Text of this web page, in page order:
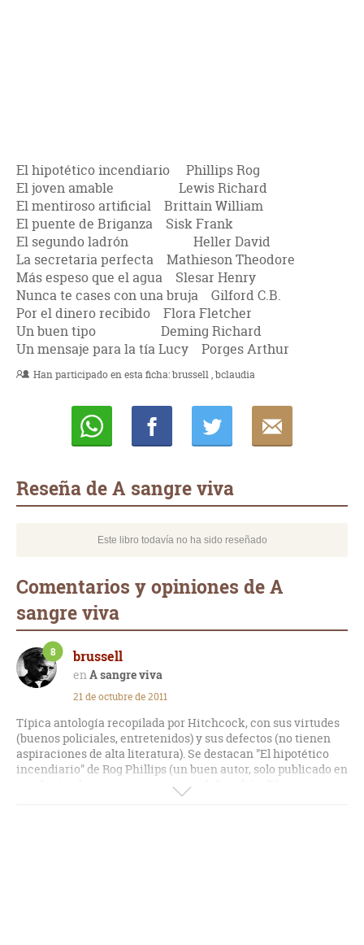
El hipotético incendiario Phillips Rog
El joven amable Lewis Richard
El mentiroso artificial Brittain William
El puente de Briganza Sisk Frank
El segundo ladrón Heller David
La secretaria perfecta Mathieson Theodore
Más espeso que el agua Slesar Henry
Nunca te cases con una bruja Gilford C.B.
Por el dinero recibido Flora Fletcher
Un buen tipo Deming Richard
Un mensaje para la tía Lucy Porges Arthur
Han participado en esta ficha:brussell bclaudia
Reseña de A sangre viva
Este libro todavía no ha sido reseñado
Comentarios y opiniones de A
sangre viva
brussell
A sangre viva
8
21 de octubre de 2011
Típica antología recopilada por Hitchcock, con sus virtudes
(buenos policiales, entretenidos) y sus defectos (no tienen
aspiraciones de alta literatura). Se destacan "El hipotético
incendiario" de Rog Phillips (un buen autor, solo publicado en
antologías de este tipo, que nunca defrauda) y "Nunca te